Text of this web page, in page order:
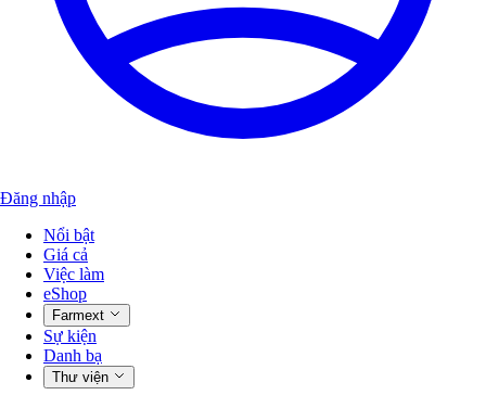
Đăng nhập
Nổi bật
Giá cả
Việc làm
eShop
Farmext
Sự kiện
Danh bạ
Thư viện